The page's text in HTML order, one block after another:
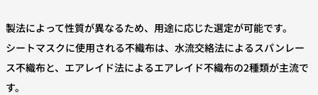
製法によって性質が異なるため、用途に応じた選定が可能です。
シートマスクに使用される不織布は、水流交絡法によるスパンレー
ス不織布と、エアレイド法によるエアレイド不織布の2種類が主流で
す。